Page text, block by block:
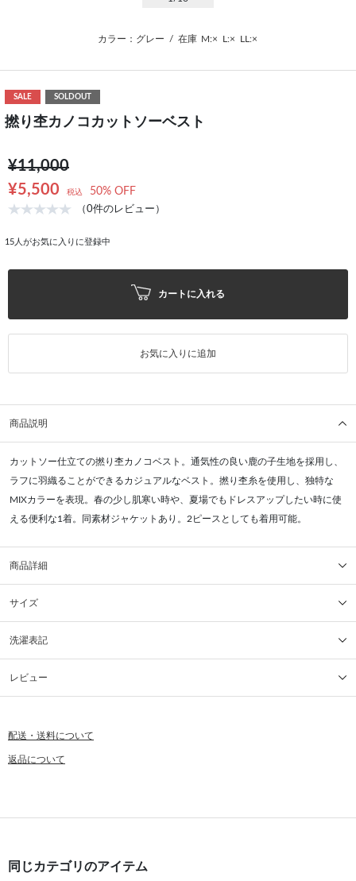
カラー：グレー / 在庫 M:× L:× LL:×
SALE SOLDOUT
撚り杢カノコカットソーベスト
¥11,000
¥5,500
税込 50% OFF
（0件のレビュー）
15 人がお気に入りに登録中
カートに入れる
お気に入りに追加
商品説明
カットソー仕立ての撚り杢カノコベスト。通気性の良い鹿の子生地を採用し、
ラフに羽織ることができるカジュアルなベスト。撚り杢糸を使用し、独特な
MIXカラーを表現。春の少し肌寒い時や、夏場でもドレスアップしたい時に使
える便利な1着。同素材ジャケットあり。2ピースとしても着用可能。
商品詳細
サイズ
洗濯表記
レビュー
配送・送料について
返品について
同じカテゴリのアイテム